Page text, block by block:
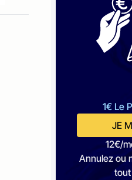
1€ Le
JE
12€/
Annulez ou